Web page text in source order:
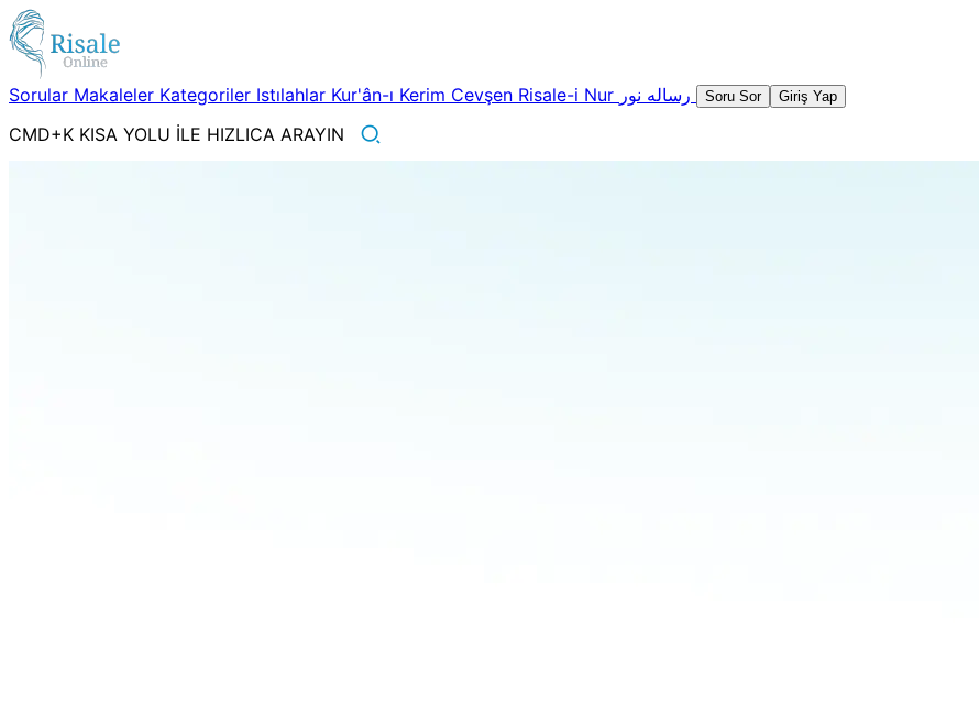
Sorular Makaleler Kategoriler Istılahlar Kur'ân-ı Kerim Cevşen Risale-i Nur Soru Sor Giriş Yap
CMD+K KISA YOLU İLE HIZLICA ARAYIN